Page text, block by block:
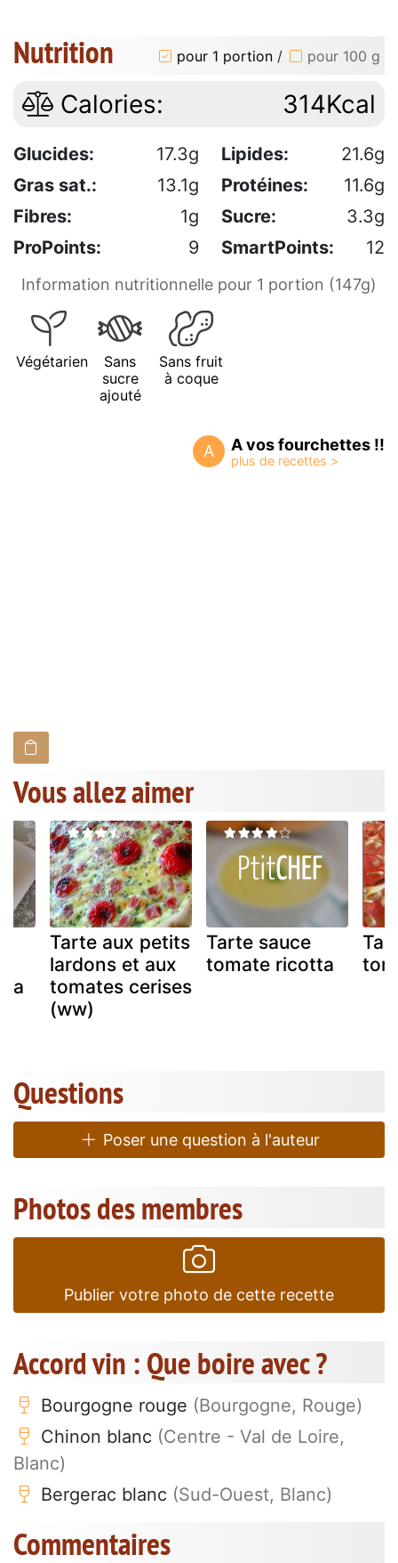
Nutrition pour 1 portion / pour 100 g
Calories: 314Kcal
Glucides: 17.3g Lipides:
21.6g
Gras sat.:
13.1g Protéines:
11.6g
Fibres:
1g Sucre:
3.3g
ProPoints:
9 SmartPoints: 12
Information nutritionnelle pour 1 portion (147g)
Végétarien
Sans
sucre
ajouté
Sans fruit
à coque
A A vos fourchettes !!
Vous allez aimer
Tarte aux petits
lardons et aux
tomates cerises
(ww)
Tarte sauce
tomate ricotta
Questions
Poser une question à l'auteur
Photos des membres
Publier votre photo de cette recette
Accord vin : Que boire avec ?
Bourgogne rouge (Bourgogne, Rouge)
Chinon blanc (Centre - Val de Loire,
Blanc)
Bergerac blanc (Sud-Ouest, Blanc)
Commentaires